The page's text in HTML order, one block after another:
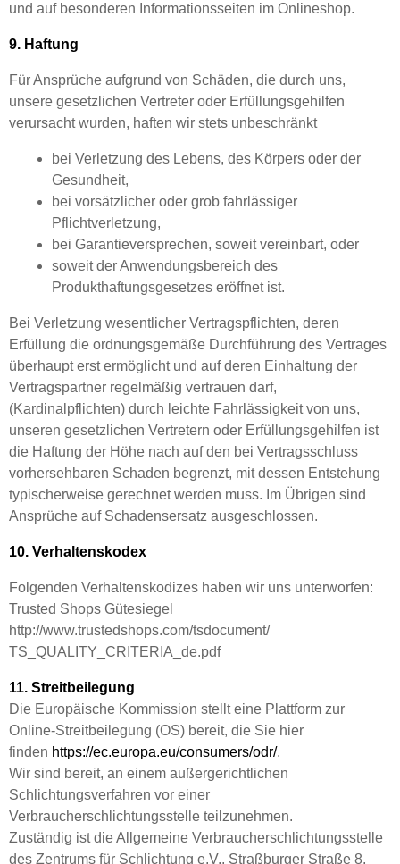
und auf besonderen Informationsseiten im Onlineshop.
9. Haftung
Für Ansprüche aufgrund von Schäden, die durch uns,
unsere gesetzlichen Vertreter oder Erfüllungsgehilfen
verursacht wurden, haften wir stets unbeschränkt
bei Verletzung des Lebens, des Körpers oder der
Gesundheit,
bei vorsätzlicher oder grob fahrlässiger
Pflichtverletzung,
bei Garantieversprechen, soweit vereinbart, oder
soweit der Anwendungsbereich des
Produkthaftungsgesetzes eröffnet ist.
Bei Verletzung wesentlicher Vertragspflichten, deren
Erfüllung die ordnungsgemäße Durchführung des Vertrages
überhaupt erst ermöglicht und auf deren Einhaltung der
Vertragspartner regelmäßig vertrauen darf,
(Kardinalpflichten) durch leichte Fahrlässigkeit von uns,
unseren gesetzlichen Vertretern oder Erfüllungsgehilfen ist
die Haftung der Höhe nach auf den bei Vertragsschluss
vorhersehbaren Schaden begrenzt, mit dessen Entstehung
typischerweise gerechnet werden muss. Im Übrigen sind
Ansprüche auf Schadensersatz ausgeschlossen.
10. Verhaltenskodex
Folgenden Verhaltenskodizes haben wir uns unterworfen:
Trusted Shops Gütesiegel
http://www.trustedshops.com/tsdocument/
TS_QUALITY_CRITERIA_de.pdf
11. Streitbeilegung
Die Europäische Kommission stellt eine Plattform zur
Online-Streitbeilegung (OS) bereit, die Sie hier
finden https://ec.europa.eu/consumers/odr/.
Wir sind bereit, an einem außergerichtlichen
Schlichtungsverfahren vor einer
Verbraucherschlichtungsstelle teilzunehmen.
Zuständig ist die Allgemeine Verbraucherschlichtungsstelle
des Zentrums für Schlichtung e.V., Straßburger Straße 8,